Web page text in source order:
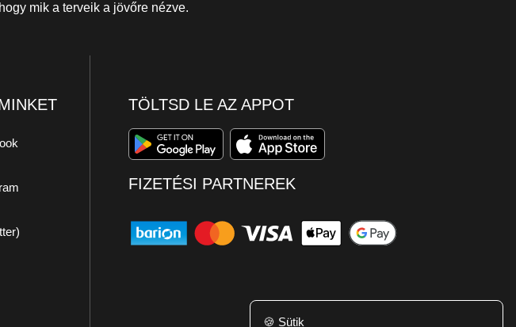
mik a terveik a jövőre nézve.
TÖLTSD LE AZ APPOT
FIZETÉSI PARTNEREK
🍪 Sütik